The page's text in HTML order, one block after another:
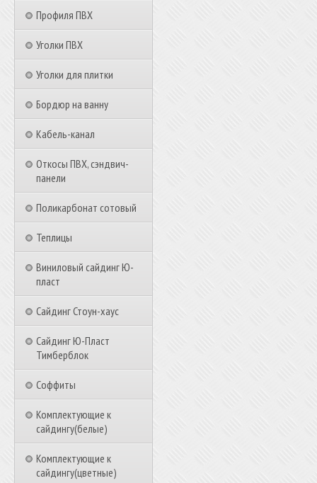
Профиля ПВХ
Уголки ПВХ
Уголки для плитки
Бордюр на ванну
Кабель-канал
Откосы ПВХ, сэндвич-
панели
Поликарбонат сотовый
Теплицы
Виниловый сайдинг Ю-
пласт
Сайдинг Стоун-хаус
Сайдинг Ю-Пласт
Тимберблок
Соффиты
Комплектующие к
сайдингу(белые)
Комплектующие к
сайдингу(цветные)